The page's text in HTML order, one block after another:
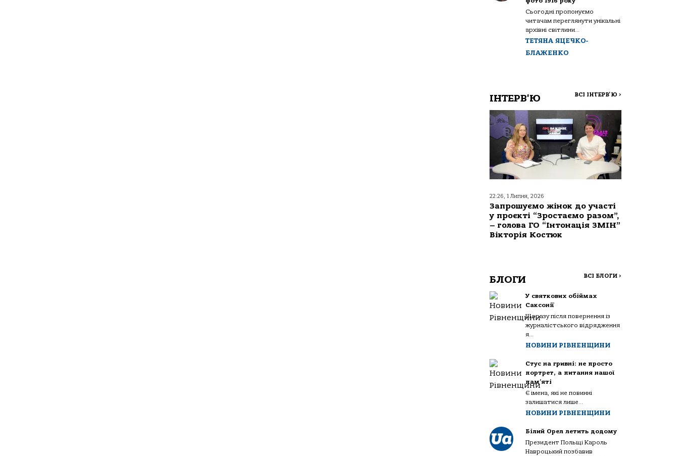
Сьогодні пропонуємо
читачам переглянути унікальні
архівні світлини...
ТЕТЯНА ЯЦЕЧКО-
БЛАЖЕНКО
ІНТЕРВ'Ю ВСІ ІНТЕРВ'Ю >
22:26, 1 Липня, 2026
Запрошуємо жінок до участі
у проєкті “Зростаємо разом”,
– голова ГО “Інтонація ЗМІН”
Вікторія Костюк
БЛОГИ ВСІ БЛОГИ >
У святкових обіймах
Саксонії
Щоразу після повернення із
журналістського відрядження
я...
НОВИНИ РІВНЕНЩИНИ
Стус на гривні: не просто
портрет, а питання нашої
пам’яті
Є імена, які не повинні
залишатися лише...
НОВИНИ РІВНЕНЩИНИ
Білий Орел летить додому
Президент Польщі Кароль
Навроцький позбавив